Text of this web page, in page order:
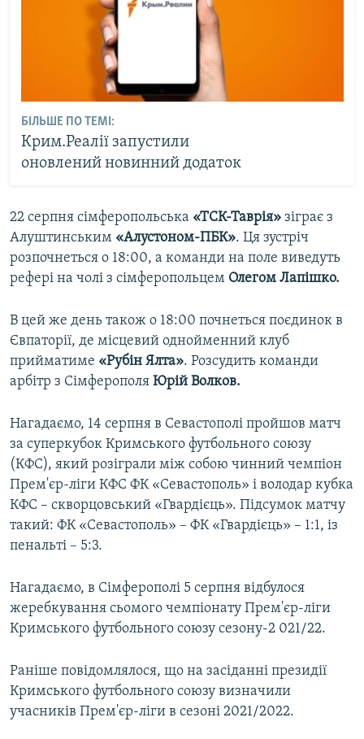
БІЛЬШЕ ПО ТЕМІ:
Крим.Реалії запустили
оновлений новинний додаток
22 серпня сімферопольська «ТСК-Таврія» зіграє з
Алуштинським «Алустоном-ПБК». Ця зустріч
розпочнеться о 18:00, а команди на поле виведуть
рефері на чолі з сімферопольцем Олегом Лапішко.
В цей же день також о 18:00 почнеться поєдинок в
Євпаторії, де місцевий однойменний клуб
прийматиме «Рубін Ялта». Розсудить команди
арбітр з Сімферополя Юрій Волков.
Нагадаємо, 14 серпня в Севастополі пройшов матч
за суперкубок Кримського футбольного союзу
(КФС), який розіграли між собою чинний чемпіон
Прем'єр-ліги КФС ФК «Севастополь» і володар кубка
КФС – скворцовський «Гвардієць». Підсумок матчу
такий: ФК «Севастополь» – ФК «Гвардієць» – 1:1, із
пенальті – 5:3.
Нагадаємо, в Сімферополі 5 серпня відбулося
жеребкування сьомого чемпіонату Прем'єр-ліги
Кримського футбольного союзу сезону-2 021/22.
Раніше повідомлялося, що на засіданні президії
Кримського футбольного союзу визначили
учасників Прем'єр-ліги в сезоні 2021/2022.